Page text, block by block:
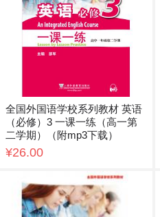
全国外国语学校系列教材 英语
（必修）3 一课一练（高一第
二学期）（附mp3下载）
¥26.00